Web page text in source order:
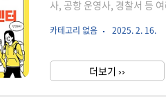
사, 공항 운영사, 경찰서 등
을 잃어버렸다면 끝까지 읽
하는 것이 중요합니다. 제주
관리합니다. 2. 제주공항 분
카테고리 없음 2025. 2. 16.
더보기 ››